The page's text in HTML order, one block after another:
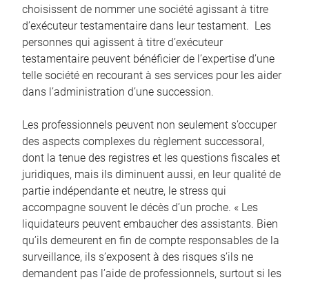
choisissent de nommer une société agissant à titre
d’exécuteur testamentaire dans leur testament. Les
personnes qui agissent à titre d’exécuteur
testamentaire peuvent bénéficier de l’expertise d’une
telle société en recourant à ses services pour les aider
dans l’administration d’une succession.
Les professionnels peuvent non seulement s’occuper
des aspects complexes du règlement successoral,
dont la tenue des registres et les questions fiscales et
juridiques, mais ils diminuent aussi, en leur qualité de
partie indépendante et neutre, le stress qui
accompagne souvent le décès d’un proche. « Les
liquidateurs peuvent embaucher des assistants. Bien
qu’ils demeurent en fin de compte responsables de la
surveillance, ils s’exposent à des risques s’ils ne
demandent pas l’aide de professionnels, surtout si les